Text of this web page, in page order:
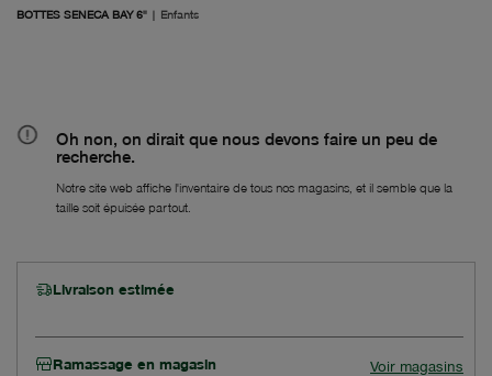
BOTTES SENECA BAY 6" | Enfants
Oh non, on dirait que nous devons faire un peu de
recherche.
Notre site web affiche l'inventaire de tous nos magasins, et il semble que la
taille soit épuisée partout.
Livraison estimée
Ramassage en magasin Voir magasins